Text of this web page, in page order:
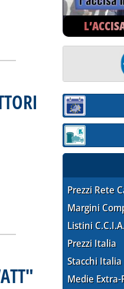
'PRODUZIONE
'ECCEDENZE: LETTERA
Sezione:
Sezione:
Prezzi Rete
Margini
Listini
Prezzi Italia
Stacchi Italia
Medie Extra-